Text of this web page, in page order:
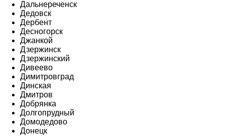
Дальнереченск
Дедовск
Дербент
Десногорск
Джанкой
Дзержинск
Дзержинский
Дивеево
Димитровград
Динская
Дмитров
Добрянка
Долгопрудный
Домодедово
Донецк